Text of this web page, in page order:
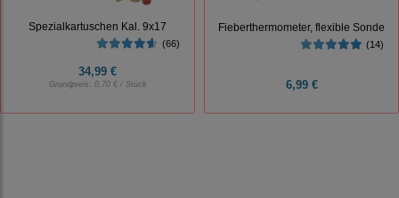
Spezialkartuschen Kal. 9x17
(66)
34,99 €
Grundpreis: 0,70 € / Stück
Fieberthermometer, flexible Sonde
(14)
6,99 €